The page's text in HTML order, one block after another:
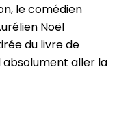
le comédien
Noël
du livre de
absolument aller la